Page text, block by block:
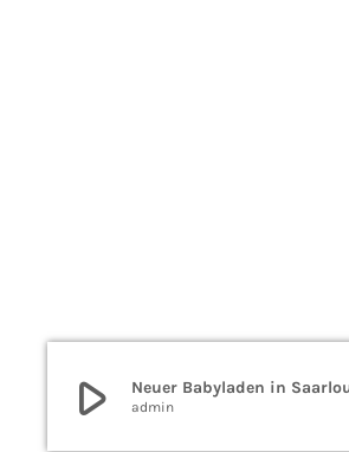
play_arrow admin